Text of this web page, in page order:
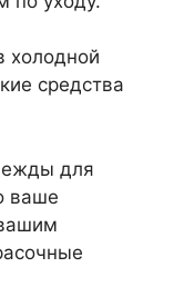
холодной
средства
для
ваше